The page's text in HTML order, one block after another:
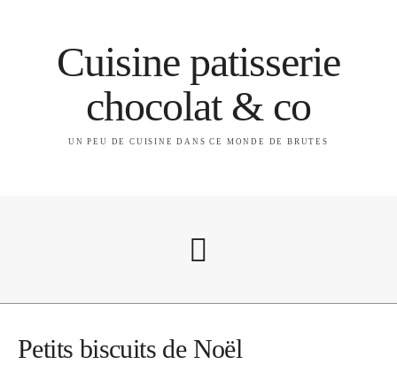
Cuisine patisserie
chocolat & co
UN PEU DE CUISINE DANS CE MONDE DE BRUTES
A propos
Petits biscuits de Noël